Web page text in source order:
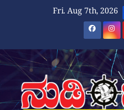
Fri. Aug 7th, 2026